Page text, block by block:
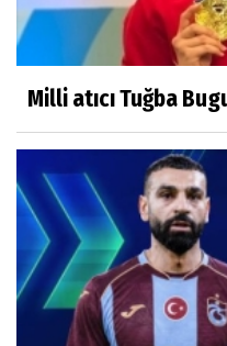
Milli atıcı Tuğba